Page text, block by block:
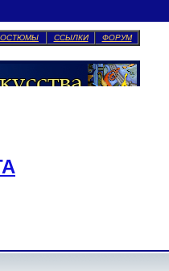
ССЫЛКИ ФОРУМ